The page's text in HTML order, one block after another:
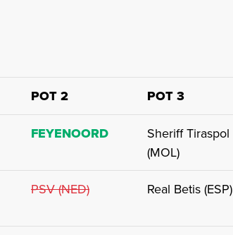
POT 2 POT 3
FEYENOORD
Sheriff Tiraspol
(MOL)
PSV (NED) Real Betis (ESP)